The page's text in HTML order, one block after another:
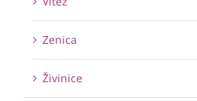
Zenica
Živinice